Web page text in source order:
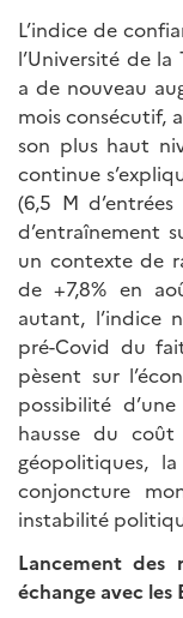
L’indice de
l’Université de
a de nouveau
mois consécutif,
son plus haut
continue
(6,5 M
d’entraînement
un contexte de
de +7,8% en
autant, l’indice
pré-Covid du
pèsent sur
possibilité
hausse du
géopolitiques,
conjoncture
instabilité
Lancement des
échange avec les